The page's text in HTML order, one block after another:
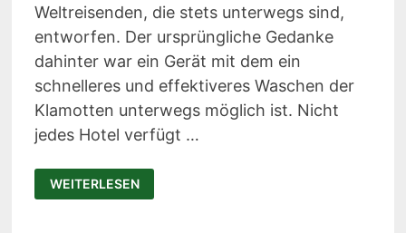
Weltreisenden, die stets unterwegs sind,
entworfen. Der ursprüngliche Gedanke
dahinter war ein Gerät mit dem ein
schnelleres und effektiveres Waschen der
Klamotten unterwegs möglich ist. Nicht
jedes Hotel verfügt …
SONIC
SOAK
IST
WEITERLESEN